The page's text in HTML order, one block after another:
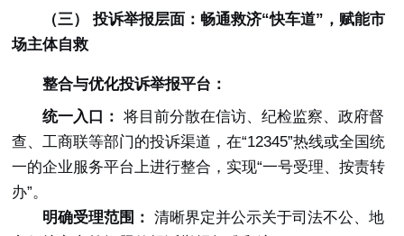
（三） 投诉举报层面：畅通救济“快车道”，赋能市
场主体自救
整合与优化投诉举报平台：
统一入口： 将目前分散在信访、纪检监察、政府督
查、工商联等部门的投诉渠道，在“12345”热线或全国统
一的企业服务平台上进行整合，实现“一号受理、按责转
办”。
明确受理范围： 清晰界定并公示关于司法不公、地